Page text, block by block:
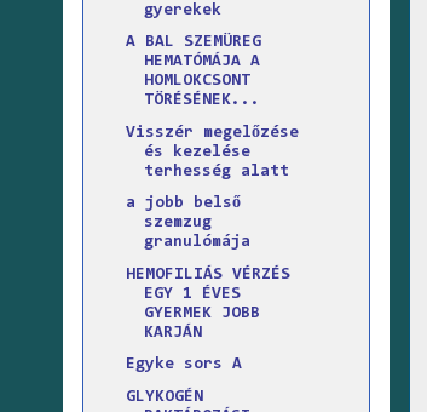
gyerekek
A BAL SZEMÜREG
HEMATÓMÁJA A
HOMLOKCSONT
TÖRÉSÉNEK...
Visszér megelőzése
és kezelése
terhesség alatt
a jobb belső
szemzug
granulómája
HEMOFILIÁS VÉRZÉS
EGY 1 ÉVES
GYERMEK JOBB
KARJÁN
Egyke sors A
GLYKOGÉN